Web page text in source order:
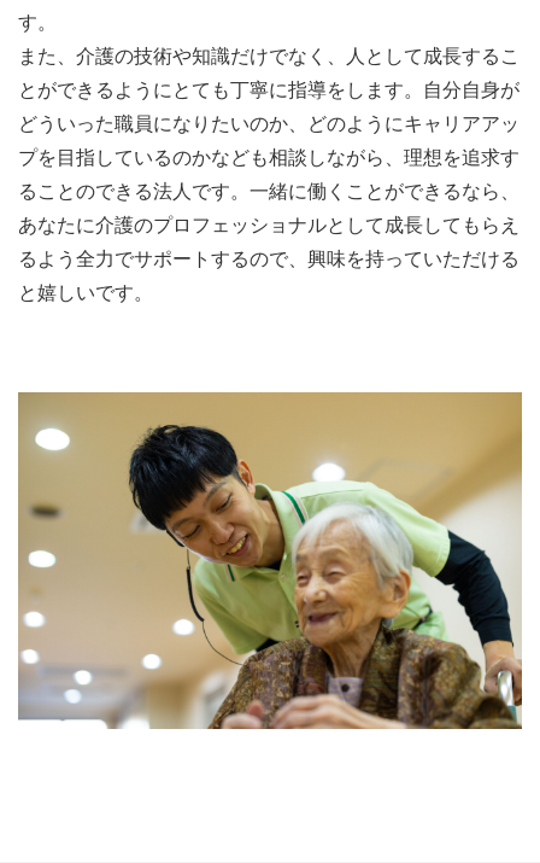
す。
また、介護の技術や知識だけでなく、人として成長するこ
とができるようにとても丁寧に指導をします。自分自身が
どういった職員になりたいのか、どのようにキャリアアッ
プを目指しているのかなども相談しながら、理想を追求す
ることのできる法人です。一緒に働くことができるなら、
あなたに介護のプロフェッショナルとして成長してもらえ
るよう全力でサポートするので、興味を持っていただける
と嬉しいです。